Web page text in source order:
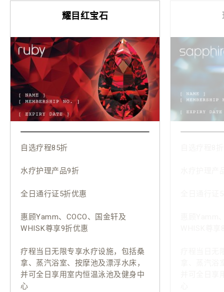
耀目红宝石
自选疗程85折
水疗护理产品9折
全日通行证5折优惠
惠顾Yamm、COCO、国金轩及
WHISK尊享9折优惠
疗程当日无限专享水疗设施，包括桑
拿、蒸汽浴室、按摩池及漂浮水床，
并可全日享用室内恒温泳池及健身中
心